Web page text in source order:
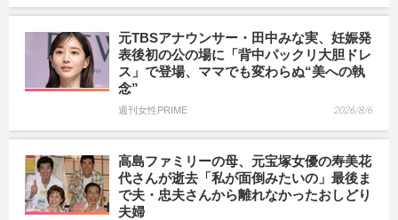
元TBSアナウンサー・田中みな実、妊娠発
表後初の公の場に「背中パックリ大胆ドレ
ス」で登場、ママでも変わらぬ“美への執
念”
週刊女性PRIME 2026/8/6
高島ファミリーの母、元宝塚女優の寿美花
代さんが逝去「私が面倒みたいの」最後ま
で夫・忠夫さんから離れなかったおしどり
夫婦